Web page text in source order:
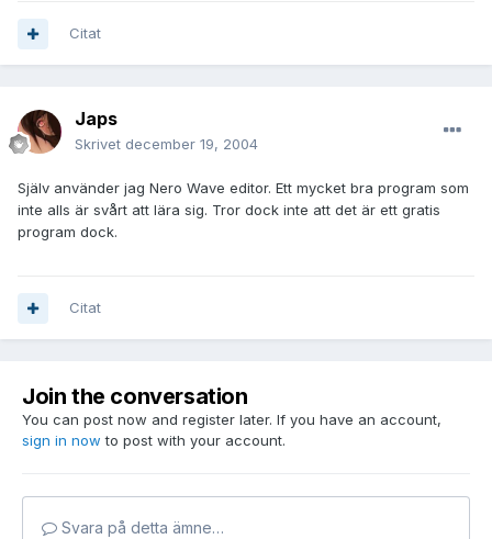
Citat
Japs
Skrivet december 19, 2004
Själv använder jag Nero Wave editor. Ett mycket bra program som
inte alls är svårt att lära sig. Tror dock inte att det är ett gratis
program dock.
Citat
Join the conversation
You can post now and register later. If you have an account,
sign in now to post with your account.
Svara på detta ämne…